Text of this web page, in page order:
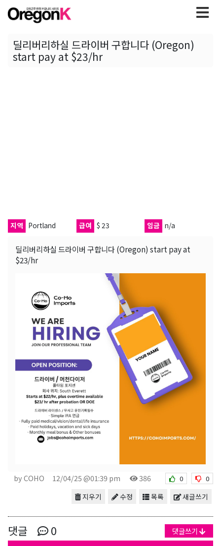
딜리버리하실 드라이버 구합니다 (Oregon)
start pay at $23/hr
지역 Portland 급여 $ 23 임금 n/a
딜리버리하실 드라이버 구합니다 (Oregon) start pay at
$23/hr
by COHO 12/04/25 @01:39 pm 386 0 0
새글쓰기
목록
수정
지우기
댓글 0 댓글쓰기